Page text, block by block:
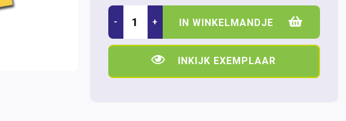
- + IN WINKELMANDJE
INKIJK EXEMPLAAR